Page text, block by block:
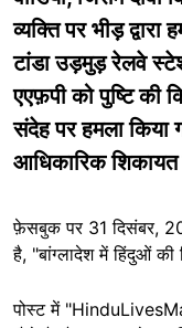
व्यक्ति पर भीड़
टांडा उड़मुड़ रेलवे
एएफ़पी को पुष्टि की
संदेह पर हमला
आधिकारिक शिकायत
फ़ेसबुक पर 31 दिसंबर,
है, "बांग्लादेश में हिंदुओं की
पोस्ट में